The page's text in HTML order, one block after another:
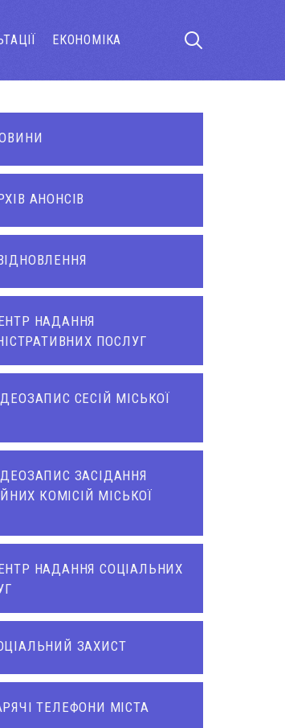
ЕКОНОМІКА
АНОНСІВ
НАДАННЯ
ПОСЛУГ
СЕСІЙ МІСЬКОЇ
ЗАСІДАННЯ
КОМІСІЙ МІСЬКОЇ
НАДАННЯ СОЦІАЛЬНИХ
ЗАХИСТ
ТЕЛЕФОНИ МІСТА